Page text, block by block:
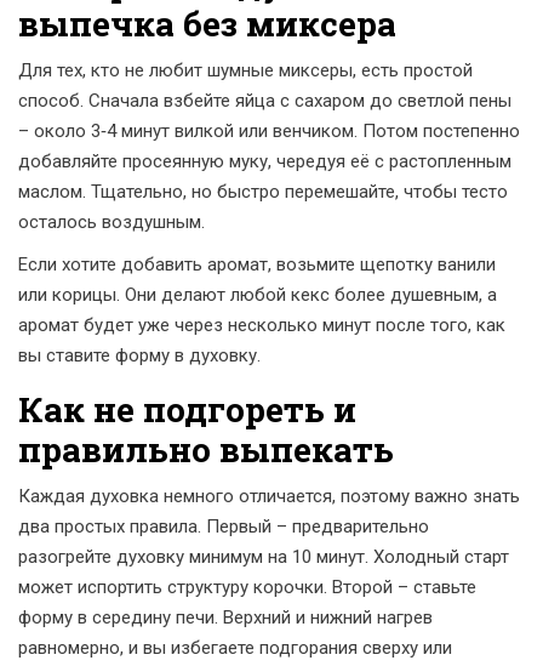
выпечка без миксера
Для тех, кто не любит шумные миксеры, есть простой
способ. Сначала взбейте яйца с сахаром до светлой пены
– около 3‑4 минут вилкой или венчиком. Потом постепенно
добавляйте просеянную муку, чередуя её с растопленным
маслом. Тщательно, но быстро перемешайте, чтобы тесто
осталось воздушным.
Если хотите добавить аромат, возьмите щепотку ванили
или корицы. Они делают любой кекс более душевным, а
аромат будет уже через несколько минут после того, как
вы ставите форму в духовку.
Как не подгореть и
правильно выпекать
Каждая духовка немного отличается, поэтому важно знать
два простых правила. Первый – предварительно
разогрейте духовку минимум на 10 минут. Холодный старт
может испортить структуру корочки. Второй – ставьте
форму в середину печи. Верхний и нижний нагрев
равномерно, и вы избегаете подгорания сверху или